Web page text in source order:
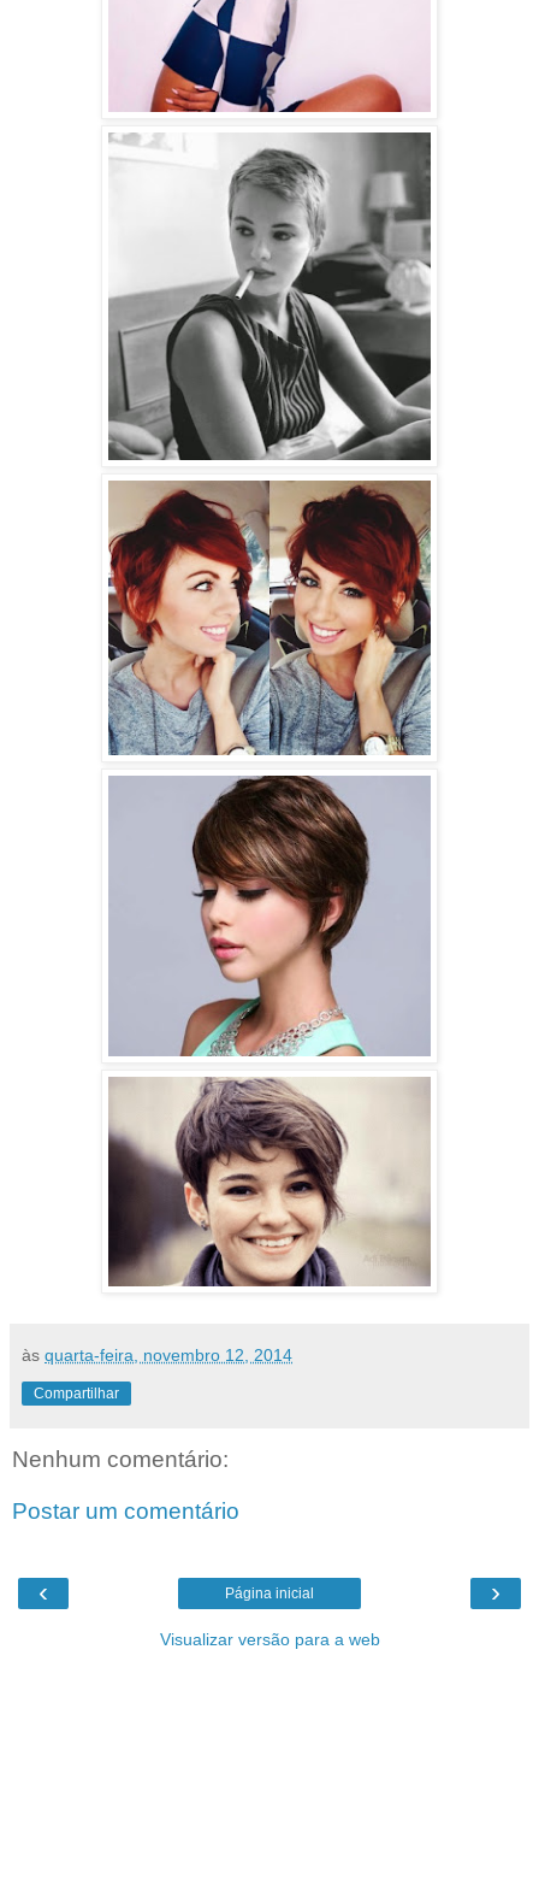
às quarta-feira, novembro 12, 2014
Compartilhar
Nenhum comentário:
Postar um comentário
‹ ›
Página inicial
Visualizar versão para a web